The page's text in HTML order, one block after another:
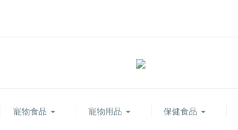
寵物食品 寵物用品 保健食品